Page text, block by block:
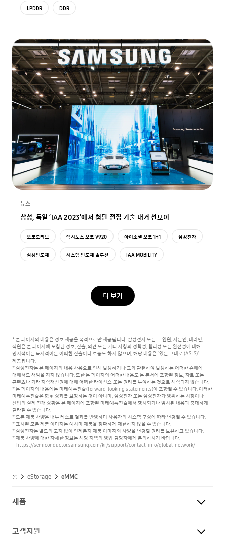
LPDDR DDR
뉴스
삼성, 독일 ‘IAA 2023’에서 첨단 전장 기술 대거 선보여
오토모티브 엑시노스 오토 V920 아이소셀 오토 1H1 삼성전자
삼성반도체 시스템 반도체 솔루션 IAA MOBILITY
더 보기
* 본 페이지의 내용은 정보 제공을 목적으로만 제공됩니다. 삼성전자 또는 그 임원, 자문인, 대리인,
직원은 본 페이지에 포함된 정보, 진술, 의견 또는 기타 사항의 정확성, 합리성 또는 완전성에 대해
명시적이든 묵시적이든 어떠한 진술이나 보증도 하지 않으며, 해당 내용은 “있는 그대로 (AS IS)”
제공됩니다.
* 삼성전자는 본 페이지의 내용 사용으로 인해 발생하거나 그와 관련하여 발생하는 어떠한 손해에
대해서도 책임을 지지 않습니다.또한 본 페이지의 어떠한 내용도 본 문서에 포함된 정보, 자료 또는
콘텐츠나 기타 지식재산권에 대해 어떠한 라이선스 또는 권리를 부여하는 것으로 해석되지 않습니다.
* 본 페이지의 내용에는 미래예측진술(forward-looking statements)이 포함될 수 있습니다. 이러한
미래예측진술은 향후 성과를 보장하는 것이 아니며,삼성전자 또는 삼성전자가 영위하는 시장이나
산업의 실제 전개 상황은 본 페이지에 포함된 미래예측진술에서 명시되거나 암시된 내용과 중대하게
달라질 수 있습니다.
* 모든 제품 사양은 내부 테스트 결과를 반영하며 사용자의 시스템 구성에 따라 변경될 수 있습니다.
* 표시된 모든 제품 이미지는 예시며 제품을 정확하게 재현하지 않을 수 있습니다.
* 삼성전자는 별도의 고지 없이 언제든지 제품 이미지와 사양을 변경할 권리를 보유하고 있습니다.
* 제품 사양에 대한 자세한 정보는 해당 지역의 영업 담당자에게 문의하시기 바랍니다.
https://semiconductor.samsung.com/kr/support/contact-info/global-network/
홈 eStorage eMMC
제품
고객지원